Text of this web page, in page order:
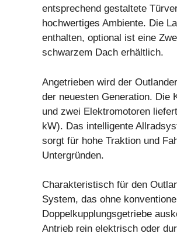
entsprechend gestaltete
hochwertiges Ambiente. Die
enthalten, optional ist eine
schwarzem Dach erhältlich.
Angetrieben wird der
der neuesten Generation. Die
und zwei Elektromotoren
kW). Das intelligente
sorgt für hohe Traktion und
Untergründen.
Charakteristisch für den
System, das ohne
Doppelkupplungsgetriebe
Antrieb rein elektrisch oder